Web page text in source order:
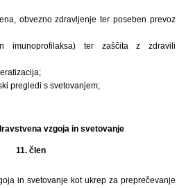
obvezno zdravljenje ter poseben prevoz
imunoprofilaksa) ter zaščita z zdravili
pregledi s svetovanjem;
vzgoja in svetovanje
11. člen
in svetovanje kot ukrep za preprečevanje